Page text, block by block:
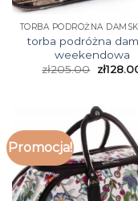
torba podróżna
weekendowa
zł205.00 zł
Promocja!